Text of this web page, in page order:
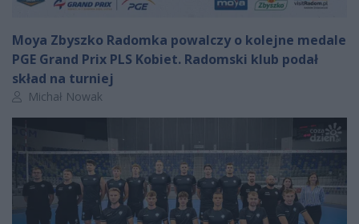
Moya Zbyszko Radomka powalczy o kolejne medale
PGE Grand Prix PLS Kobiet. Radomski klub podał
skład na turniej
Autor artykułu:
Michał Nowak